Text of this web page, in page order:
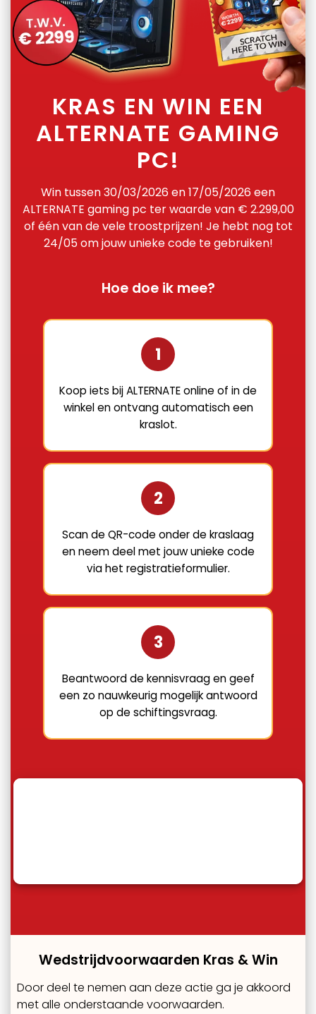
KRAS EN WIN EEN
ALTERNATE GAMING
PC!
Win tussen 30/03/2026 en 17/05/2026 een
ALTERNATE gaming pc ter waarde van € 2.299,00
of één van de vele troostprijzen! Je hebt nog tot
24/05 om jouw unieke code te gebruiken!
Hoe doe ik mee?
1
Koop iets bij ALTERNATE online of in de
winkel en ontvang automatisch een
kraslot.
2
Scan de QR-code onder de kraslaag
en neem deel met jouw unieke code
via het registratieformulier.
3
Beantwoord de kennisvraag en geef
een zo nauwkeurig mogelijk antwoord
op de schiftingsvraag.
Wedstrijdvoorwaarden Kras & Win
Door deel te nemen aan deze actie ga je akkoord
met alle onderstaande voorwaarden.